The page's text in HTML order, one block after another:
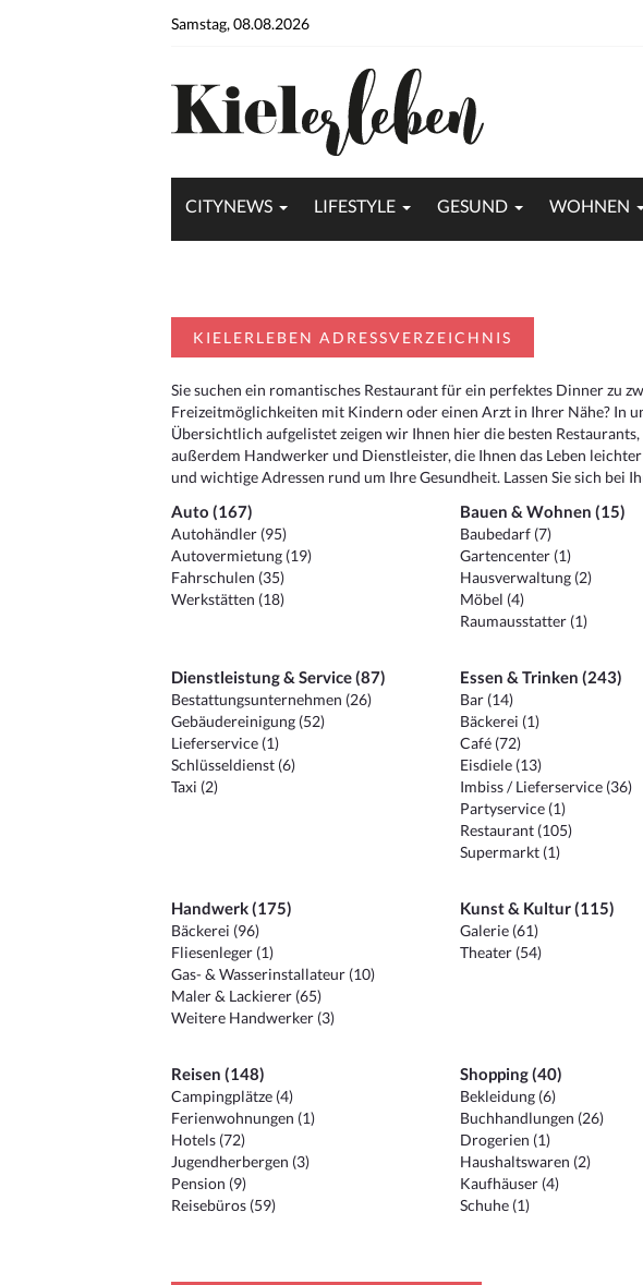
Samstag, 08.08.2026
CITYNEWS LIFESTYLE GESUND WOHNEN
KIELERLEBEN ADRESSVERZEICHNIS
Sie suchen ein romantisches Restaurant für ein perfektes Dinner zu
Freizeitmöglichkeiten mit Kindern oder einen Arzt in Ihrer Nähe? In
Übersichtlich aufgelistet zeigen wir Ihnen hier die besten
außerdem Handwerker und Dienstleister, die Ihnen das Leben
und wichtige Adressen rund um Ihre Gesundheit. Lassen Sie sich bei
Auto (167)
Autohändler (95)
Autovermietung (19)
Fahrschulen (35)
Werkstätten (18)
Bauen & Wohnen (15)
Baubedarf (7)
Gartencenter (1)
Hausverwaltung (2)
Möbel (4)
Raumausstatter (1)
Dienstleistung & Service (87)
Bestattungsunternehmen (26)
Gebäudereinigung (52)
Lieferservice (1)
Schlüsseldienst (6)
Taxi (2)
Essen & Trinken (243)
Bar (14)
Bäckerei (1)
Café (72)
Eisdiele (13)
Imbiss / Lieferservice (36)
Partyservice (1)
Restaurant (105)
Supermarkt (1)
Handwerk (175)
Bäckerei (96)
Fliesenleger (1)
Gas- & Wasserinstallateur (10)
Maler & Lackierer (65)
Weitere Handwerker (3)
Kunst & Kultur (115)
Galerie (61)
Theater (54)
Reisen (148)
Campingplätze (4)
Ferienwohnungen (1)
Hotels (72)
Jugendherbergen (3)
Pension (9)
Reisebüros (59)
Shopping (40)
Bekleidung (6)
Buchhandlungen (26)
Drogerien (1)
Haushaltswaren (2)
Kaufhäuser (4)
Schuhe (1)